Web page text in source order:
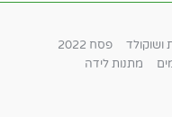
ושוקולד
פסח 2022
מתנות לידה